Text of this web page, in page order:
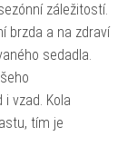
záležitostí.
brzda a na zdraví
sedadla.
vzad. Kola
tím je